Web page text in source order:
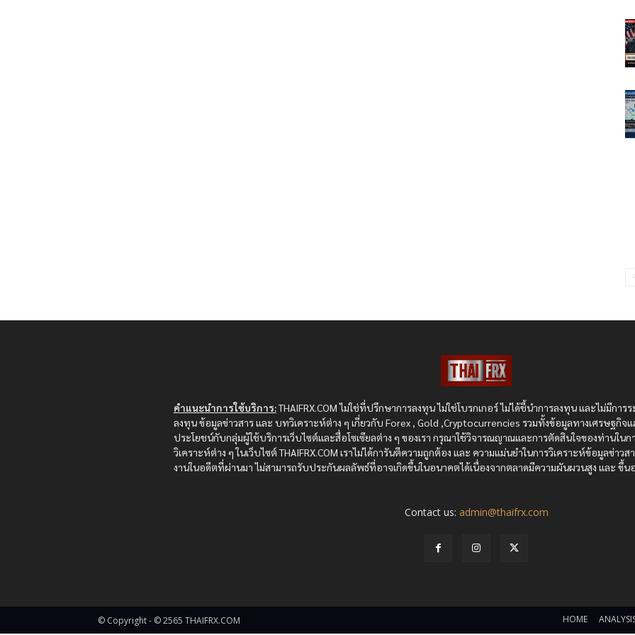
คำแนะนำการใช้บริการ:THAIFRX.COM ไม่ใช่ที่ปรึกษาการลงทุน ไม่ใช่โบรกเกอร์ ไม่ได้ชี้นำการลงทุน และไม่มีการ
ลงทุน ข้อมูลข่าวสาร และ บทวิเคราะห์ต่าง ๆ เกี่ยวกับ Forex , Gold ,Cryptocurrencies รวมทั้งข้อมูลทางเศรษฐกิ
ประโยชน์กับกลุ่มผู้ใช้บริการเว็บไซต์และสื่อโซเซียลต่าง ๆ ของเรา กรุณาใช้วิจารณญาณและการตัดสินใจของท่านใน
วิเคราะห์ต่าง ๆ ในเว็บไซต์ THAIFRX.COM เราไม่ได้การันตีความถูกต้อง และ ความแม่นยำในการวิเคราะห์ข้อมูลข่าว
งานในอดีตที่ผ่านมา ไม่สามารถรับประกันผลลัพธ์ที่อาจเกิดขึ้นในอนาคตได้เนื่องจากตลาดมีความผันผวนสูง และ ขึ้น
Contact us: admin@thaifrx.com
© Copyright - © 2565 THAIFRX.COM HOME